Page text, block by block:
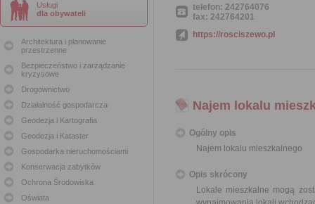
Usługi
dla obywateli
Architektura i planowanie
przestrzenne
Bezpieczeństwo i zarządzanie
kryzysowe
Drogownictwo
Działalność gospodarcza
Geodezja i Kartografia
Geodezja i Kataster
Gospodarka nieruchomościami
Konserwacja zabytków
Ochrona Środowiska
Oświata
telefon: 242764076
fax: 242764201
https://rosciszewo.pl
Najem lokalu
Ogólny opis
Najem lokalu mieszkalnego
Opis skrócony
Lokale mieszkalne mogą